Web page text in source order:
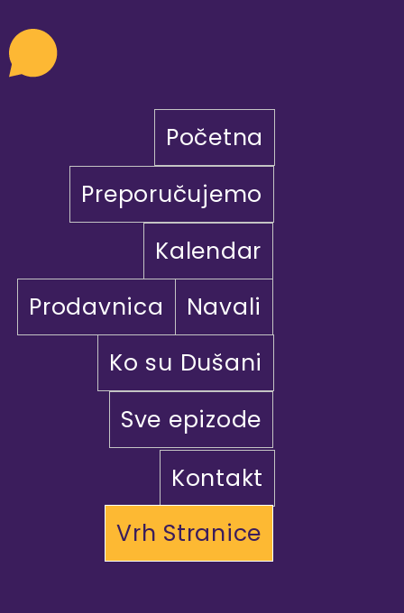
Početna
Preporučujemo
Kalendar
Prodavnica
Navali
Ko su Dušani
Sve epizode
Kontakt
Vrh Stranice